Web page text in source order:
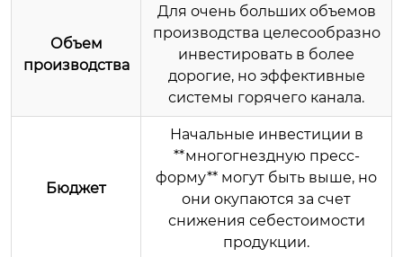
Объем
производства
Для очень больших объемов
производства целесообразно
инвестировать в более
дорогие, но эффективные
системы горячего канала.
Бюджет
Начальные инвестиции в
**многогнездную пресс-
форму** могут быть выше, но
они окупаются за счет
снижения себестоимости
продукции.